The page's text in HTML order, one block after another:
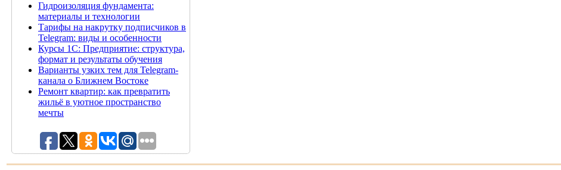
Гидроизоляция фундамента:
материалы и технологии
Тарифы на накрутку подписчиков в
Telegram: виды и особенности
Курсы 1С: Предприятие: структура,
формат и результаты обучения
Варианты узких тем для Telegram-
канала о Ближнем Востоке
Ремонт квартир: как превратить
жильё в уютное пространство
мечты